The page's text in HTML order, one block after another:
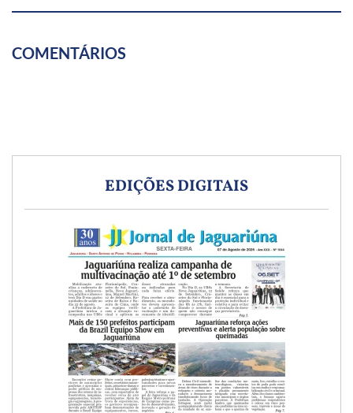
COMENTÁRIOS
EDIÇÕES DIGITAIS